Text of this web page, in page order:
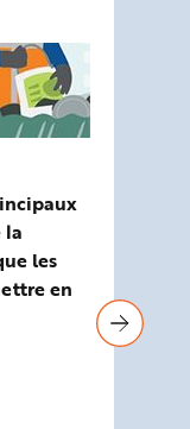
la
les
en